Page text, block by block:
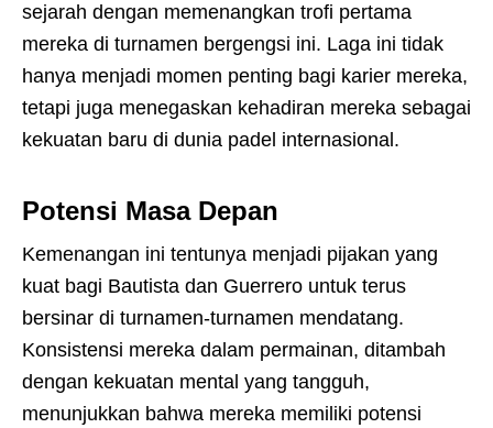
sejarah dengan memenangkan trofi pertama
mereka di turnamen bergengsi ini. Laga ini tidak
hanya menjadi momen penting bagi karier mereka,
tetapi juga menegaskan kehadiran mereka sebagai
kekuatan baru di dunia padel internasional.
Potensi Masa Depan
Kemenangan ini tentunya menjadi pijakan yang
kuat bagi Bautista dan Guerrero untuk terus
bersinar di turnamen-turnamen mendatang.
Konsistensi mereka dalam permainan, ditambah
dengan kekuatan mental yang tangguh,
menunjukkan bahwa mereka memiliki potensi